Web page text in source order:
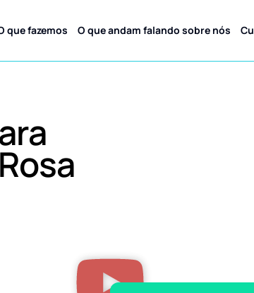
que fazemos O que andam falando sobre nós